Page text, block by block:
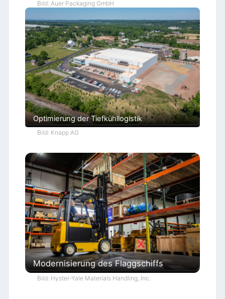
Bild: Auer Packaging GmbH
Optimierung der Tiefkühllogistik
Bild: Knapp AG
Modernisierung des Flaggschiffs
Bild: Hyster-Yale Materials Handling, Inc.